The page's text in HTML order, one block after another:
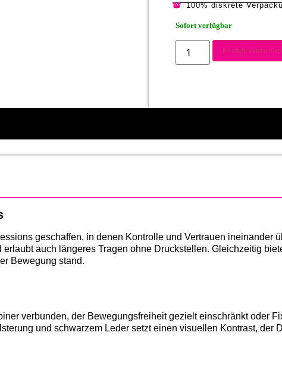
100% diskrete
Sofort verfügbar
In den
geschaffen, in denen Kontrolle und Vertrauen ineinander
auch längeres Tragen ohne Druckstellen. Gleichzeitig
Bewegung stand.
verbunden, der Bewegungsfreiheit gezielt einschränkt oder
und schwarzem Leder setzt einen visuellen Kontrast, der